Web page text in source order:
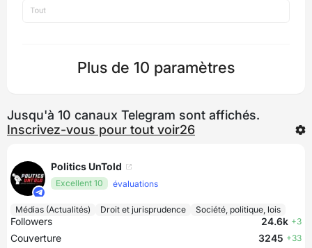
Plus de 10 paramètres
Jusqu'à 10 canaux Telegram sont affichés.
Inscrivez-vous pour tout voir26
Politics UnTold
Excellent 10 évaluations
Médias (Actualités) Droit et jurisprudence Société, politique, lois
Followers 24.6k +3
Couverture 3245 +33